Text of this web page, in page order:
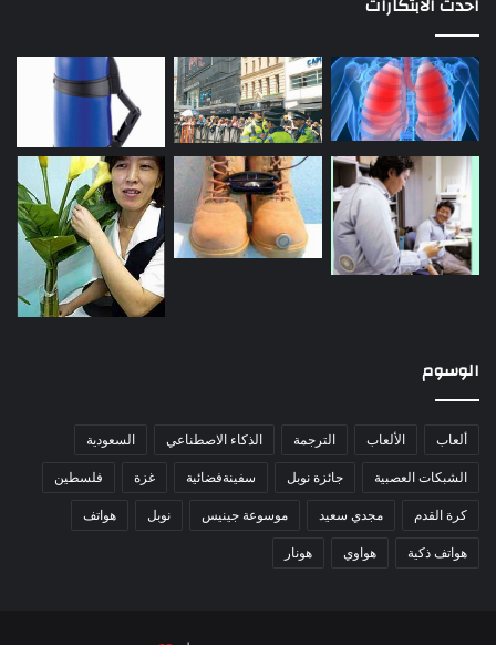
احدث الابتكارات
الوسوم
ألعاب الألعاب الترجمة الذكاء الاصطناعي السعودية
الشبكات العصبية جائزة نوبل سفينةفضائية غزة فلسطين
كرة القدم مجدي سعيد موسوعة جينيس نوبل هواتف
هواتف ذكية هواوي هونار